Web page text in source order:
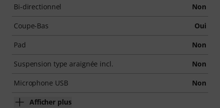
Bi-directionnel Non
Coupe-Bas Oui
Pad Non
Suspension type araignée incl. Non
Microphone USB Non
Afficher plus